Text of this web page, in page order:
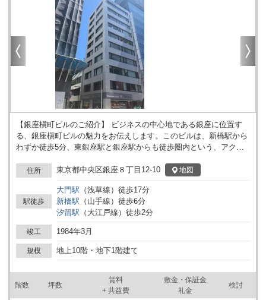
開業や移転の準備期間を短縮したい企業に選ばれています。
【銀座槇町ビルのご紹介】 ビジネスの中心地である銀座に位置す
る、銀座槇町ビルの魅力をお伝えします。このビルは、新橋駅から
わずか徒歩5分、東銀座駅と銀座駅からも徒歩圏内という、アクセ
がふさわしい、まさに理想的なロケーションです。 銀座槇町ビル
は、1984年に竣工された耐震性に優れたオフィスビルで、2022年に
はエントランスのリニューアル工事を完了。さらに、同年7月には
一部の貸室もリニューアルされ、内装が美しく生まれ変わりまし
た。明るく清潔感あふれるエントランスは、訪れるすべての人に好
印象を与えることでしょう。 オフィススペースとしては、基準階面
積が29坪と広々としており、L字型の間取りで余計な柱がないた
め、レイアウトの自由度が高いのが特徴です。また、専用の水回り
が室内の一ヶ所にまとまっていることも、効率的なオフィス運営に
貢献します。2面採光による豊富な自然光が室内を明るく照らし、
作業効率の向上にも繋がります。 ビルの周辺環境も魅力の一つで
す。向かいにはコンビニがあり、日常のちょっとした買い物に困る
住所 東京都中央区銀座８丁目12-10 地図
駅徒歩
大門駅 （浅草線 ） 徒歩17分
新橋駅 （ 山手線 ） 徒歩6分
汐留駅 （ 大江戸線 ） 徒歩2分
竣工 1984年3月
規模 地上10階・地下1階建て
階数 坪数
賃料
+ 共益費
敷金・保証金
礼金
検討